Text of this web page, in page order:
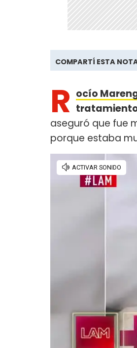
COMPARTÍ ESTA
R ocío
aseguró que fue
porque estaba